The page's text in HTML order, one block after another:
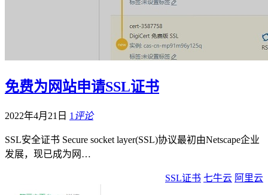
免费为网站申请SSL证书
2022年4月21日 1 评论
SSL安全证书 Secure socket layer(SSL)协议最初由Netscape企业
发展，现已成为网…
SSL证书 七牛云 阿里云